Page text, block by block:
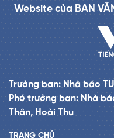
Website của BAN
Trưởng ban: Nhà báo
Phó trưởng ban: Nhà
Thân, Hoài Thu
TRANG CHỦ